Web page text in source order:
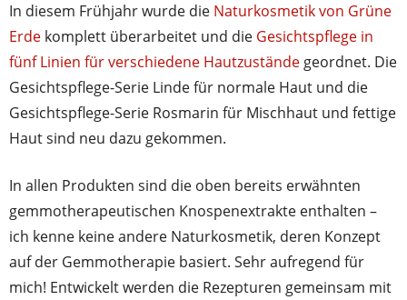
In diesem Frühjahr wurde die Naturkosmetik von Grüne
Erde komplett überarbeitet und die Gesichtspflege in
fünf Linien für verschiedene Hautzustände geordnet. Die
Gesichtspflege-Serie Linde für normale Haut und die
Gesichtspflege-Serie Rosmarin für Mischhaut und fettige
Haut sind neu dazu gekommen.
In allen Produkten sind die oben bereits erwähnten
gemmotherapeutischen Knospenextrakte enthalten –
ich kenne keine andere Naturkosmetik, deren Konzept
auf der Gemmotherapie basiert. Sehr aufregend für
mich! Entwickelt werden die Rezepturen gemeinsam mit